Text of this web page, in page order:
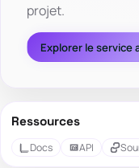
projet.
Explorer le service
Ressources
Docs API